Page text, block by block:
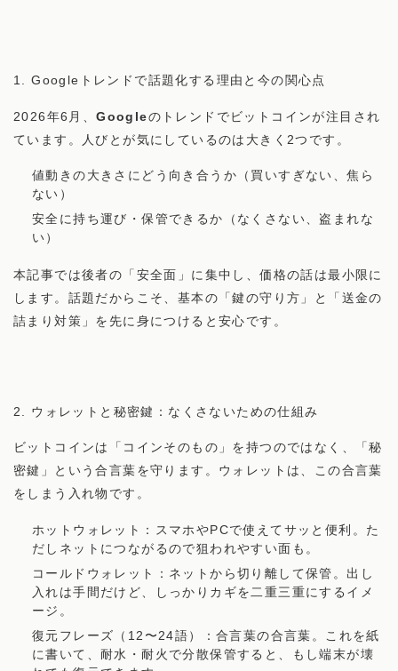
1. Googleトレンドで話題化する理由と今の関心点
2026年6月、Googleのトレンドでビットコインが注目され
ています。人びとが気にしているのは大きく2つです。
値動きの大きさにどう向き合うか（買いすぎない、焦ら
ない）
安全に持ち運び・保管できるか（なくさない、盗まれな
い）
本記事では後者の「安全面」に集中し、価格の話は最小限に
します。話題だからこそ、基本の「鍵の守り方」と「送金の
詰まり対策」を先に身につけると安心です。
2. ウォレットと秘密鍵：なくさないための仕組み
ビットコインは「コインそのもの」を持つのではなく、「秘
密鍵」という合言葉を守ります。ウォレットは、この合言葉
をしまう入れ物です。
ホットウォレット：スマホやPCで使えてサッと便利。た
だしネットにつながるので狙われやすい面も。
コールドウォレット：ネットから切り離して保管。出し
入れは手間だけど、しっかりカギを二重三重にするイメ
ージ。
復元フレーズ（12〜24語）：合言葉の合言葉。これを紙
に書いて、耐水・耐火で分散保管すると、もし端末が壊